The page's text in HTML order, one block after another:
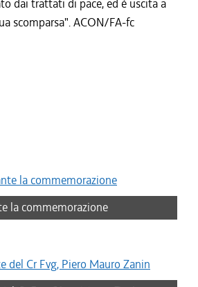
dai trattati di pace, ed è uscita a
scomparsa". ACON/FA-fc
la commemorazione